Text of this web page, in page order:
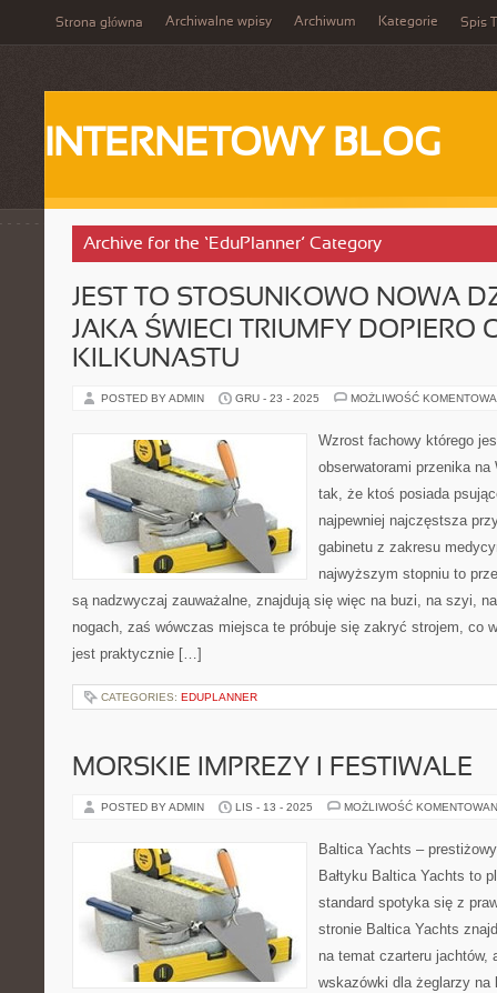
Strona główna Archiwalne wpisy Archiwum Kategorie Spis
INTERNETOWY BLOG
Archive for the ‘EduPlanner’ Category
JEST TO STOSUNKOWO NOWA
JAKA ŚWIECI TRIUMFY DOPIERO
KILKUNASTU
POSTED BY ADMIN GRU - 23 - 2025 MOŻLIWOŚĆ
Wzrost fachowy którego
obserwatorami przenika
tak, że ktoś posiada
najpewniej najczęstsza
gabinetu z zakresu
najwyższym stopniu to
są nadzwyczaj zauważalne, znajdują się więc na buzi, na szyi,
nogach, zaś wówczas miejsca te próbuje się zakryć strojem, co
jest praktycznie […]
CATEGORIES: EDUPLANNER
MORSKIE IMPREZY I FESTIWALE
POSTED BY ADMIN LIS - 13 - 2025 MOŻLIWOŚĆ
Baltica Yachts –
Bałtyku Baltica Yachts to
standard spotyka się z
stronie Baltica Yachts
na temat czarteru jachtów,
wskazówki dla żeglarzy na